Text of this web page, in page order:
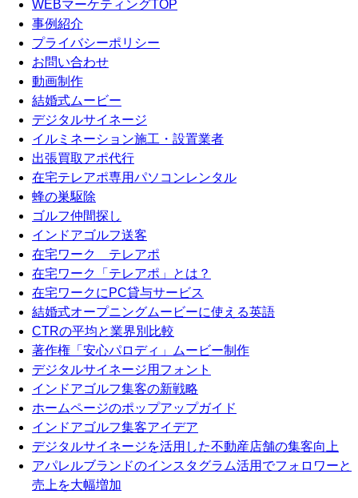
WEBマーケティングTOP
事例紹介
プライバシーポリシー
お問い合わせ
動画制作
結婚式ムービー
デジタルサイネージ
イルミネーション施工・設置業者
出張買取アポ代行
在宅テレアポ専用パソコンレンタル
蜂の巣駆除
ゴルフ仲間探し
インドアゴルフ送客
在宅ワーク テレアポ
在宅ワーク「テレアポ」とは？
在宅ワークにPC貸与サービス
結婚式オープニングムービーに使える英語
CTRの平均と業界別比較
著作権「安心パロディ」ムービー制作
デジタルサイネージ用フォント
インドアゴルフ集客の新戦略
ホームページのポップアップガイド
インドアゴルフ集客アイデア
デジタルサイネージを活用した不動産店舗の集客向上
アパレルブランドのインスタグラム活用でフォロワーと
売上を大幅増加